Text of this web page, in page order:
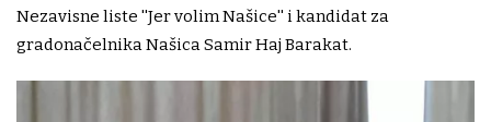
Nezavisne liste ''Jer volim Našice'' i kandidat za
gradonačelnika Našica Samir Haj Barakat.